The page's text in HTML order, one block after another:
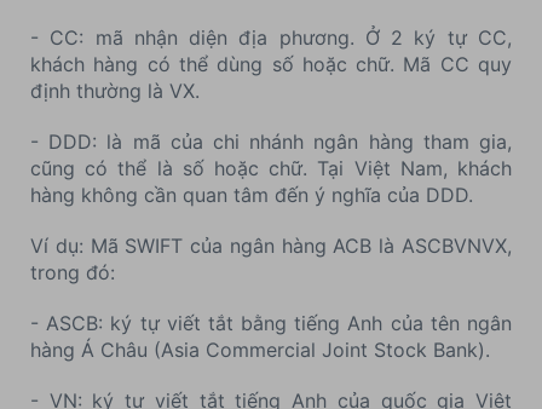
- CC: mã nhận diện địa phương. Ở 2 ký tự CC,
khách hàng có thể dùng số hoặc chữ. Mã CC quy
định thường là VX.
- DDD: là mã của chi nhánh ngân hàng tham gia,
cũng có thể là số hoặc chữ. Tại Việt Nam, khách
hàng không cần quan tâm đến ý nghĩa của DDD.
Ví dụ: Mã SWIFT của ngân hàng ACB là ASCBVNVX,
trong đó:
- ASCB: ký tự viết tắt bằng tiếng Anh của tên ngân
hàng Á Châu (Asia Commercial Joint Stock Bank).
- VN: ký tự viết tắt tiếng Anh của quốc gia Việt